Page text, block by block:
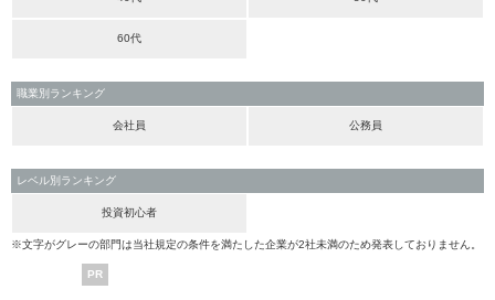
60代
職業別ランキング
会社員 公務員
レベル別ランキング
投資初心者
※文字がグレーの部門は当社規定の条件を満たした企業が2社未満のため発表しておりません。
PR